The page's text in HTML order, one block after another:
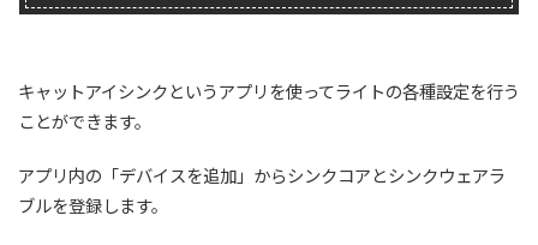
キャットアイシンクというアプリを使ってライトの各種設定を行う
ことができます。
アプリ内の「デバイスを追加」からシンクコアとシンクウェアラ
ブルを登録します。